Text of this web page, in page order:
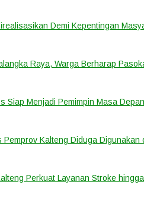
Demi Kepentingan
Raya, Warga Berharap
Siap Menjadi Pemimpin Masa Depan
Kalteng Diduga
Perkuat Layanan Stroke